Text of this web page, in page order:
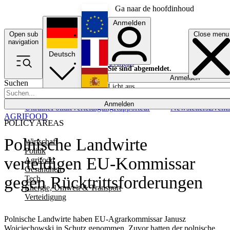
Ga naar de hoofdinhoud
Open sub
navigation
Close menu
Suchen
Anmelden
POLICY AREAS
Wirtschaft
Politik
Agrifood
Gesundheit
Tech
Energie, Umwelt & Transport
Verteidigung
UkrainePolitikVerteidigungRapporteur NewslettersEvents
Deutsch
English
Français
Anmelden
Sie sind abgemeldet.
Anmelden
Licht aus
Polnische Landwirte
verteidigen EU-Kommissar
gegen Rücktrittsforderungen
Polnische Landwirte haben EU-Agrarkommissar Janusz
AGRIFOOD